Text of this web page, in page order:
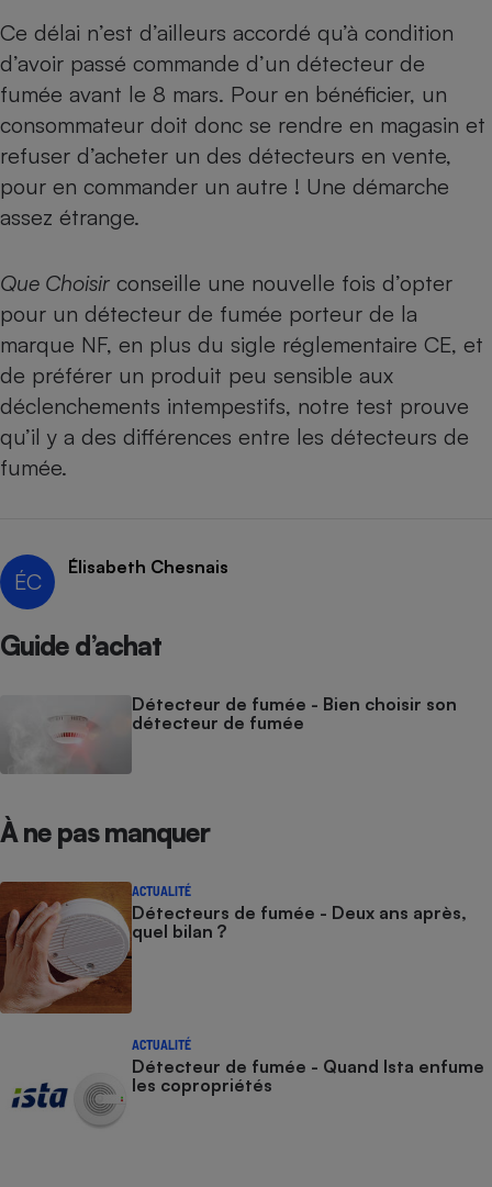
Ce délai n’est d’ailleurs accordé qu’à condition
d’avoir passé commande d’un détecteur de
fumée avant le 8 mars. Pour en bénéficier, un
consommateur doit donc se rendre en magasin et
refuser d’acheter un des détecteurs en vente,
pour en commander un autre ! Une démarche
assez étrange.
Que Choisir conseille une nouvelle fois d’opter
pour un détecteur de fumée porteur de la
marque NF, en plus du sigle réglementaire CE, et
de préférer un produit peu sensible aux
déclenchements intempestifs, notre test prouve
qu’il y a des différences entre les détecteurs de
fumée.
ÉC
Élisabeth Chesnais
Guide d’achat
Détecteur de fumée - Bien choisir son
détecteur de fumée
À ne pas manquer
ACTUALITÉ
Détecteurs de fumée - Deux ans après,
quel bilan ?
ACTUALITÉ
Détecteur de fumée - Quand Ista enfume
les copropriétés
Lave-linge
induction
Cafetière à expressos
Radiateur électrique
Climatiseur -
Ventilateur
Antimoustique